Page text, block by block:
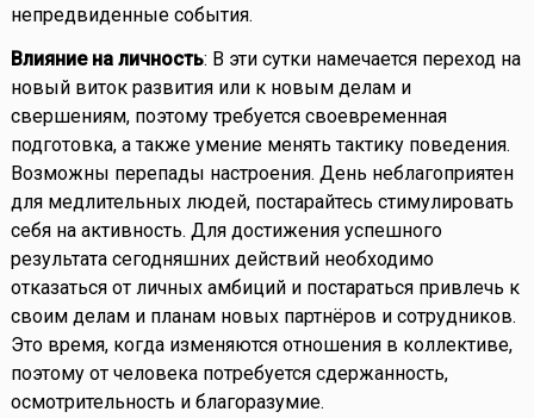
непредвиденные события.
Влияние на личность: В эти сутки намечается переход на
новый виток развития или к новым делам и
свершениям, поэтому требуется своевременная
подготовка, а также умение менять тактику поведения.
Возможны перепады настроения. День неблагоприятен
для медлительных людей, постарайтесь стимулировать
себя на активность. Для достижения успешного
результата сегодняшних действий необходимо
отказаться от личных амбиций и постараться привлечь к
своим делам и планам новых партнёров и сотрудников.
Это время, когда изменяются отношения в коллективе,
поэтому от человека потребуется сдержанность,
осмотрительность и благоразумие.